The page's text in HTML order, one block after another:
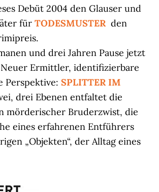
Debüt 2004 den Glauser und
fürTODESMUSTER den
und drei Jahren Pause jetzt
Ermittler, identifizierbare
Perspektive:SPLITTER IM
drei Ebenen entfaltet die
mörderischer Bruderzwist, die
eines erfahrenen Entführers
„Objekten“, der Alltag eines